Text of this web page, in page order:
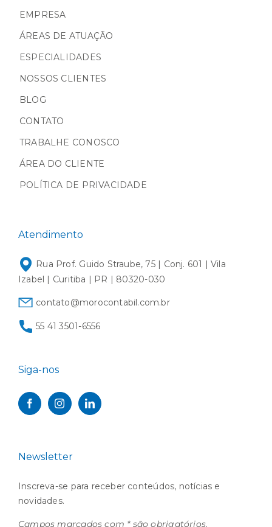
EMPRESA
ÁREAS DE ATUAÇÃO
ESPECIALIDADES
NOSSOS CLIENTES
BLOG
CONTATO
TRABALHE CONOSCO
ÁREA DO CLIENTE
POLÍTICA DE PRIVACIDADE
Atendimento
Rua Prof. Guido Straube, 75 | Conj. 601 | Vila
Izabel | Curitiba | PR | 80320-030
contato@morocontabil.com.br
55 41 3501-6556
Siga-nos
Newsletter
Inscreva-se para receber conteúdos, notícias e
novidades.
Campos marcados com * são obrigatórios.